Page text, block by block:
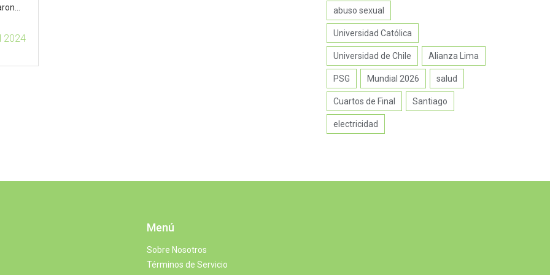
2024
abuso sexual
Universidad Católica
Universidad de Chile Alianza Lima
PSG Mundial 2026 salud
Cuartos de Final Santiago
electricidad
Menú
Sobre Nosotros
Términos de Servicio